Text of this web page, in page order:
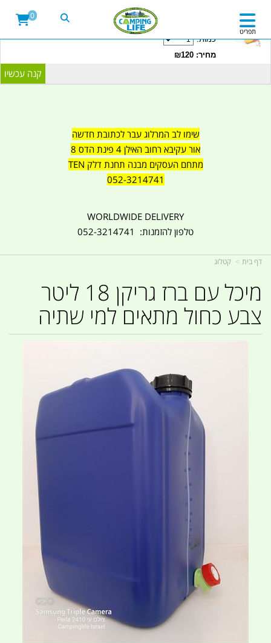
20LITRE WATER CONTAINER WITH TAP
CAMPINGLIFE ISRAEL קמפינג לייף
כמות:
מחיר: ₪120
שימו לב המרלוג עבר לכתובת חדשה
אור עקיבא רחוב האילן 4 פינת הדס 8
מתחם העסקים מבנה תחנת דלק TEN
052-3214741
WORLDWIDE DELIVERY
טלפון להזמנות: 052-3214741
תפריט
0
דף בית קטלוג
מיכל עם ברז גריקן 18 ליטר
צבע כחול מתאים למי שתיה